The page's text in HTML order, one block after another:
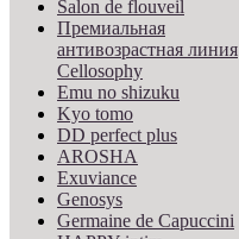
Salon de flouveil
Премиальная
антивозрастная линия
Cellosophy
Emu no shizuku
Kyo tomo
DD perfect plus
AROSHA
Exuviance
Genosys
Germaine de Capuccini